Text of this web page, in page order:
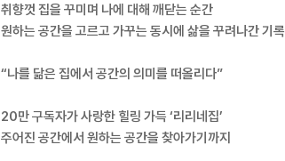
취향껏 집을 꾸미며 나에 대해 깨닫는 순간
원하는 공간을 고르고 가꾸는 동시에 삶을 꾸려나간 기록
“나를 닮은 집에서 공간의 의미를 떠올리다”
20만 구독자가 사랑한 힐링 가득 ‘리리네집’
주어진 공간에서 원하는 공간을 찾아가기까지